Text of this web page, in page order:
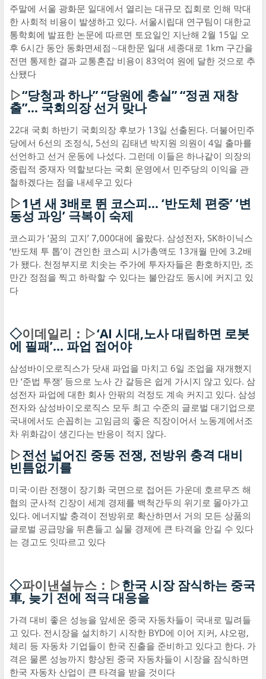
주말에 서울 광화문 일대에서 열리는 대규모 집회로 인해 막대
한 사회적 비용이 발생하고 있다. 서울시립대 연구팀이 대한교
통학회에 발표한 논문에 따르면 토요일인 지난해 2월 15일 오
후 6시간 동안 동화면세점∼대한문 일대 세종대로 1km 구간을
전면 통제한 결과 교통혼잡 비용이 83억여 원에 달한 것으로 추
산됐다
▷“당청과 하나” “당원에 충실” “정권 재창
출”… 국회의장 선거 맞나
22대 국회 하반기 국회의장 후보가 13일 선출된다. 더불어민주
당에서 6선의 조정식, 5선의 김태년 박지원 의원이 4일 출마를
선언하고 선거 운동에 나섰다. 그런데 이들은 하나같이 의장의
중립적 중재자 역할보다는 국회 운영에서 민주당의 이익을 관
철하겠다는 점을 내세우고 있다
▷1년 새 3배로 뛴 코스피… ‘반도체 편중’ ‘변
동성 과잉’ 극복이 숙제
코스피가 ‘꿈의 고지’ 7,000대에 올랐다. 삼성전자, SK하이닉스
‘반도체 투 톱’이 견인한 코스피 시가총액도 13개월 만에 3.2배
가 됐다. 천정부지로 치솟는 주가에 투자자들은 환호하지만, 조
만간 정점을 찍고 하락할 수 있다는 불안감도 동시에 커지고 있
다
◇이데일리：▷‘AI 시대,노사 대립하면 로봇
에 필패’... 파업 접어야
삼성바이오로직스가 닷새 파업을 마치고 6일 조업을 재개했지
만 ‘준법 투쟁’ 등으로 노사 간 갈등은 쉽게 가시지 않고 있다. 삼
성전자 파업에 대한 회사 안팎의 걱정도 계속 커지고 있다. 삼성
전자와 삼성바이오로직스 모두 최고 수준의 글로벌 대기업으로
국내에서도 손꼽히는 고임금의 좋은 직장이어서 노동계에서조
차 위화감이 생긴다는 반응이 적지 않다.
▷전선 넓어진 중동 전쟁, 전방위 충격 대비
빈틈없기를
미국·이란 전쟁이 장기화 국면으로 접어든 가운데 호르무즈 해
협의 군사적 긴장이 세계 경제를 백척간두의 위기로 몰아가고
있다. 에너지발 충격이 전방위로 확산하면서 거의 모든 상품의
글로벌 공급망을 뒤흔들고 실물 경제에 큰 타격을 안길 수 있다
는 경고도 잇따르고 있다
◇파이낸셜뉴스：▷한국 시장 잠식하는 중국
車, 늦기 전에 적극 대응을
가격 대비 좋은 성능을 앞세운 중국 자동차들이 국내로 밀려들
고 있다. 전시장을 설치하기 시작한 BYD에 이어 지커, 샤오펑,
체리 등 자동차 기업들이 한국 진출을 준비하고 있다고 한다. 가
격은 물론 성능까지 향상된 중국 자동차들이 시장을 잠식하면
한국 자동차 산업이 큰 타격을 받을 것이다